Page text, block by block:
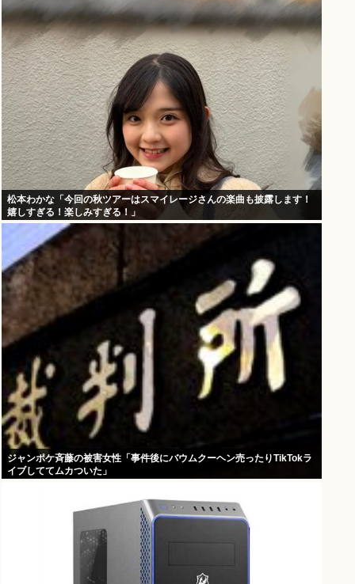
松本わかな「今回の秋ツアーはスマイレージさんの楽曲も披露します！
嬉しすぎる！楽しみすぎる！」
ジャンポケ斉藤の被害女性「事件後にバウムクーヘン売ったりTikTokラ
イブしててムカついた」